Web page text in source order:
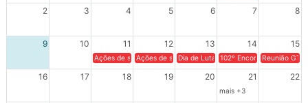
2 3 4 5 6 7 8
9 10 11 12 13 14 15
Ações de solidariedade a Cuba no Rio Grande do Sul - 100
Ações de solidariedade a Cuba no Rio Grande do
Dia de Luta em Defesa de Cuba e da
102º Encontro da
Reunião
16 17 18 19 20 21 22
mais +3